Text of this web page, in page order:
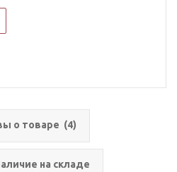
о товаре (4)
на складе